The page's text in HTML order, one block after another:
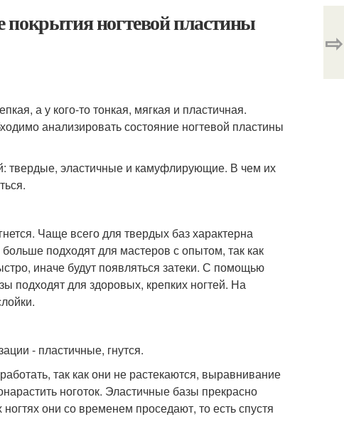
покрытия ногтевой пластины
а у кого-то тонкая, мягкая и пластичная.
анализировать состояние ногтевой пластины
твердые, эластичные и камуфлирующие. В чем их
Чаще всего для твердых баз характерна
подходят для мастеров с опытом, так как
иначе будут появляться затеки. С помощью
подходят для здоровых, крепких ногтей. На
- пластичные, гнутся.
так как они не растекаются, выравнивание
ноготок. Эластичные базы прекрасно
они со временем проседают, то есть спустя
⇨